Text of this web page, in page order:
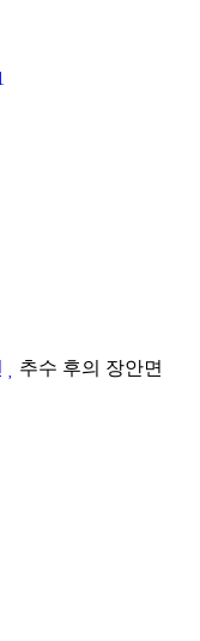
추수 후의 장안면